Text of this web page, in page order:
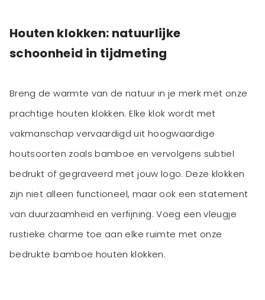
Houten klokken: natuurlijke
schoonheid in tijdmeting
Breng de warmte van de natuur in je merk met onze
prachtige houten klokken. Elke klok wordt met
vakmanschap vervaardigd uit hoogwaardige
houtsoorten zoals bamboe en vervolgens subtiel
bedrukt of gegraveerd met jouw logo. Deze klokken
zijn niet alleen functioneel, maar ook een statement
van duurzaamheid en verfijning. Voeg een vleugje
rustieke charme toe aan elke ruimte met onze
bedrukte bamboe houten klokken.